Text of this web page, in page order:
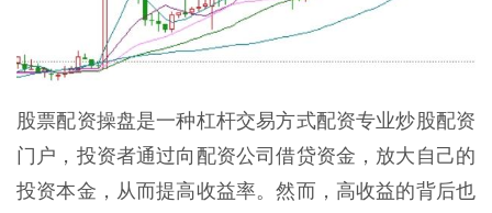
股票配资操盘是一种杠杆交易方式配资专业炒股配资
门户，投资者通过向配资公司借贷资金，放大自己的
投资本金，从而提高收益率。然而，高收益的背后也